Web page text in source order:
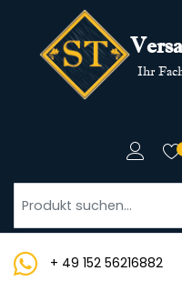
Ihr
+ 49 152 56216882